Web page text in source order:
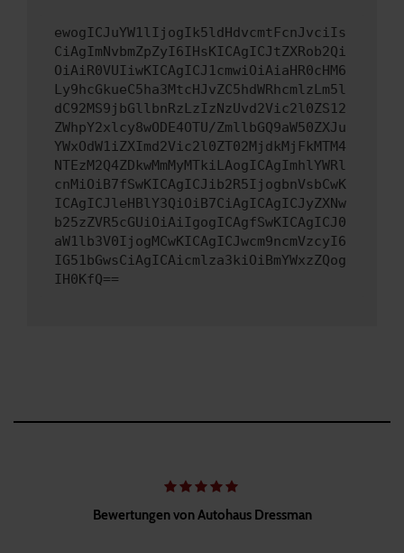
ewogICJuYW1lIjogIk5ldHdvcmtFcnJvciIs
CiAgImNvbmZpZyI6IHsKICAgICJtZXRob2Qi
OiAiR0VUIiwKICAgICJ1cmwiOiAiaHR0cHM6
Ly9hcGkueC5ha3MtcHJvZC5hdWRhcmlzLm5l
dC92MS9jbGllbnRzLzIzNzUvd2Vic2l0ZS12
ZWhpY2xlcy8wODE4OTU/ZmllbGQ9aW50ZXJu
YWxOdW1iZXImd2Vic2l0ZT02MjdkMjFkMTM4
NTEzM2Q4ZDkwMmMyMTkiLAogICAgImhlYWRl
cnMiOiB7fSwKICAgICJib2R5IjogbnVsbCwK
ICAgICJleHBlY3QiOiB7CiAgICAgICJyZXNw
b25zZVR5cGUiOiAiIgogICAgfSwKICAgICJ0
aW1lb3V0IjogMCwKICAgICJwcm9ncmVzcyI6
IG51bGwsCiAgICAicmlza3kiOiBmYWxzZQog
IH0KfQ==
Bewertungen von Autohaus Dressman